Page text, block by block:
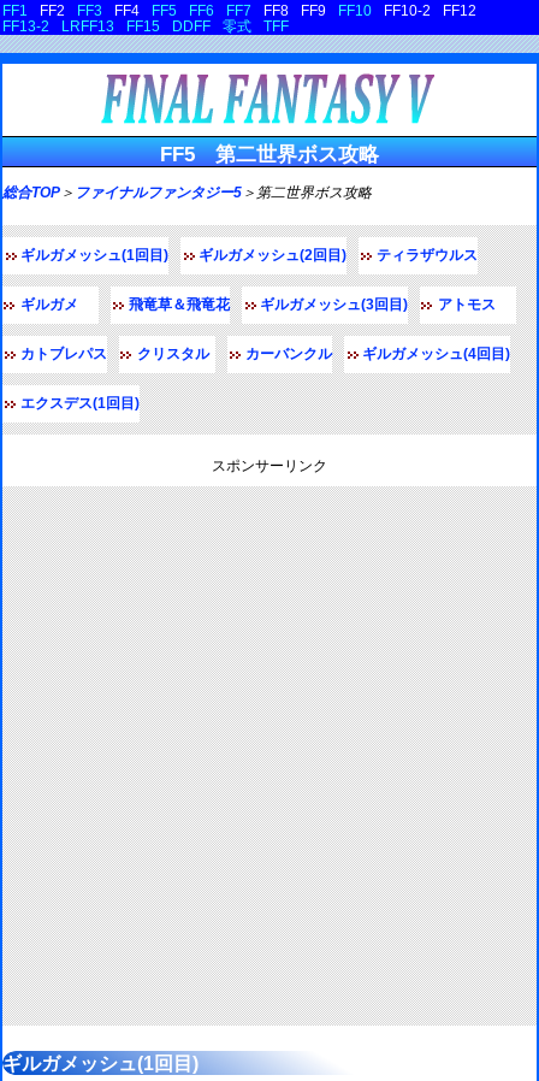
FF1 FF2 FF3 FF4 FF5 FF6 FF7 FF8 FF9 FF10 FF10-2
FF12
FF13-2
LRFF13 FF15 DDFF 零式 TFF
FF5 第二世界ボス攻略
総合TOP ＞ ファイナルファンタジー5 ＞第二世界ボス攻略
ギルガメッシュ(1回目) ギルガメッシュ(2回目) ティラザウルス
ギルガメ 飛竜草＆飛竜花 ギルガメッシュ(3回目) アトモス
カトブレパス クリスタル カーバンクル ギルガメッシュ(4回目)
エクスデス(1回目)
スポンサーリンク
ギルガメッシュ(1回目)